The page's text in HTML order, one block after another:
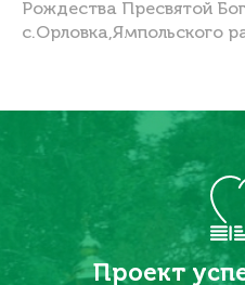
Рождества Пресвятой
с.Орловка,Ямпольского
Проект